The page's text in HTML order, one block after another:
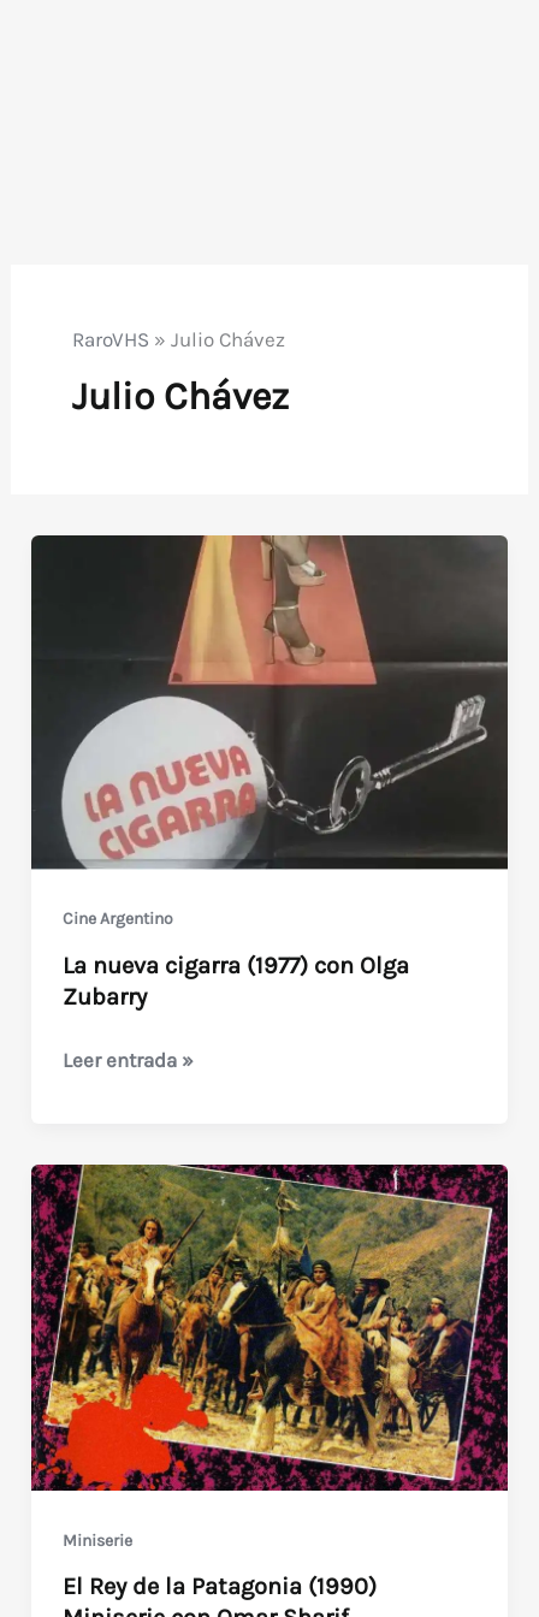
RaroVHS »Julio Chávez
Julio Chávez
Cine Argentino
La nueva cigarra (1977) con Olga
Zubarry
La
(1977)
con
Olga
Zubarry
Leer entrada »
Miniserie
El Rey de la Patagonia (1990)